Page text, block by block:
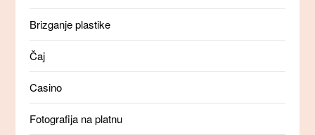
Brizganje plastike
Čaj
Casino
Fotografija na platnu